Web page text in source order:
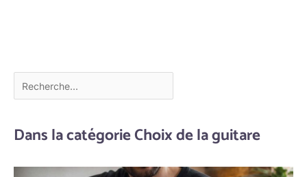
Dans la catégorie Choix de la guitare